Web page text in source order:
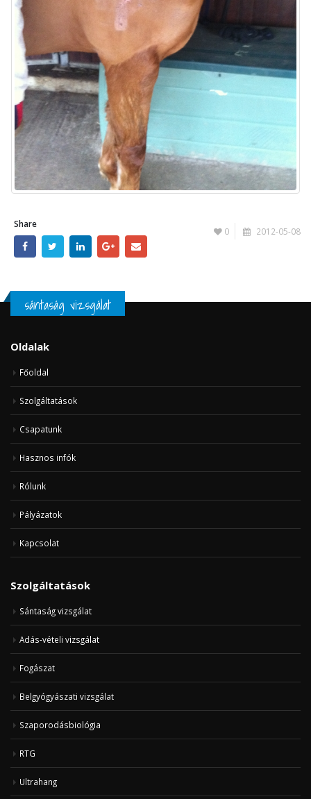
0 2012-05-08
Share
sántaság vizsgálat
Oldalak
Főoldal
Szolgáltatások
Csapatunk
Hasznos infók
Rólunk
Pályázatok
Kapcsolat
Szolgáltatások
Sántaság vizsgálat
Adás-vételi vizsgálat
Fogászat
Belgyógyászati vizsgálat
Szaporodásbiológia
RTG
Ultrahang